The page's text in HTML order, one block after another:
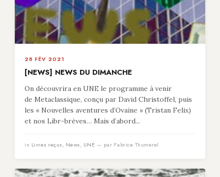
28 FÉV 2021
[NEWS] NEWS DU DIMANCHE
On découvrira en UNE le programme à venir
de Metaclassique, conçu par David Christoffel, puis
les « Nouvelles aventures d’Ovaine » (Tristan Felix)
et nos Libr-brèves… Mais d’abord...
in Livres reçus, News, UNE — par Fabrice Thumerel